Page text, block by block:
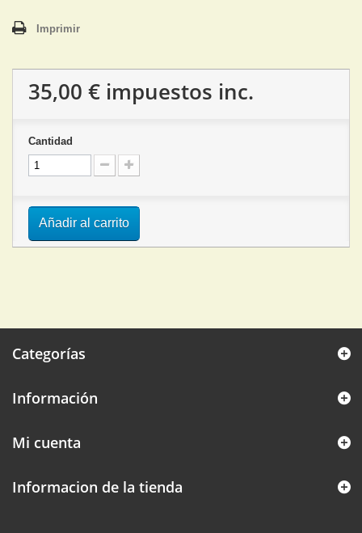
Imprimir
35,00 € impuestos inc.
Cantidad
Añadir al carrito
Categorías
Información
Mi cuenta
Informacion de la tienda